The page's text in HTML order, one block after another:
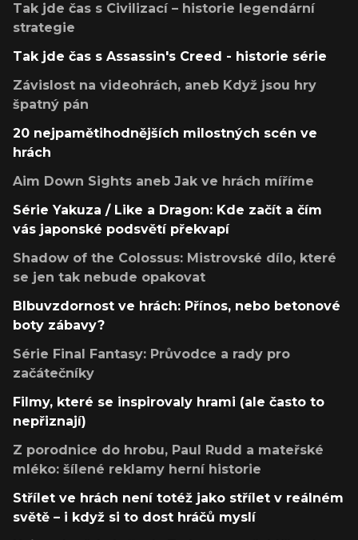
Tak jde čas s Civilizací – historie legendární
strategie
Tak jde čas s Assassin's Creed - historie série
Závislost na videohrách, aneb Když jsou hry
špatný pán
20 nejpamětihodnějších milostných scén ve
hrách
Aim Down Sights aneb Jak ve hrách míříme
Série Yakuza / Like a Dragon: Kde začít a čím
vás japonské podsvětí překvapí
Shadow of the Colossus: Mistrovské dílo, které
se jen tak nebude opakovat
Blbuvzdornost ve hrách: Přínos, nebo betonové
boty zábavy?
Série Final Fantasy: Průvodce a rady pro
začátečníky
Filmy, které se inspirovaly hrami (ale často to
nepřiznají)
Z porodnice do hrobu, Paul Rudd a mateřské
mléko: šílené reklamy herní historie
Střílet ve hrách není totéž jako střílet v reálném
světě – i když si to dost hráčů myslí